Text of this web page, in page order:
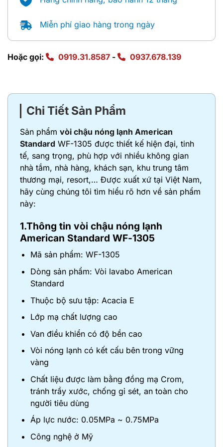
Miễn phí giao hàng trong ngày
Hoặc gọi: 0919.31.8587 - 0937.678.139
Chi Tiết Sản Phẩm
Sản phẩm vòi chậu nóng lạnh American
Standard WF-1305 được thiết kế hiện đại, tinh
tế, sang trọng, phù hợp với nhiều không gian
nhà tắm, nhà hàng, khách sạn, khu trung tâm
thương mại, resort,… Được xuất xứ tại Việt Nam,
hãy cùng chúng tôi tìm hiểu rõ hơn về sản phẩm
này:
1.Thông tin vòi chậu nóng lạnh
American Standard WF-1305
Mã sản phẩm: WF-1305
Dòng sản phẩm: Vòi lavabo American
Standard
Thuộc bộ sưu tập: Acacia E
Lớp mạ chất lượng cao
Van điều khiển có độ bền cao
Vòi nóng lạnh có kết cấu bên trong vững
vàng
Chất liệu được làm bằng đồng mạ Crom,
tránh trầy xước, chống gỉ sét, an toàn cho
người tiêu dùng
Áp lực nước: 0.05MPa ~ 0.75MPa
Công nghệ ở Mỹ